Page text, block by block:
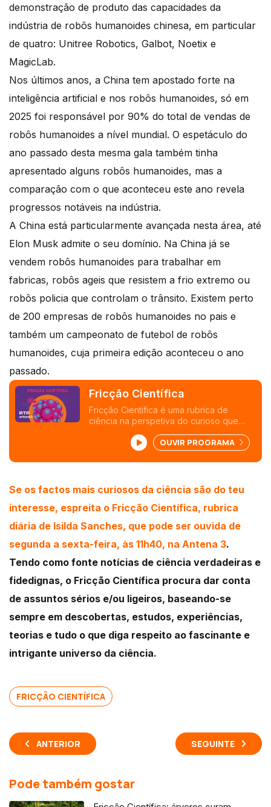
demonstração de produto das capacidades da
indústria de robôs humanoides chinesa, em particular
de quatro: Unitree Robotics, Galbot, Noetix e
MagicLab.
Nos últimos anos, a China tem apostado forte na
inteligência artificial e nos robôs humanoides, só em
2025 foi responsável por 90% do total de vendas de
robôs humanoides a nível mundial. O espetáculo do
ano passado desta mesma gala também tinha
apresentado alguns robôs humanoides, mas a
comparação com o que aconteceu este ano revela
progressos notáveis na indústria.
A China está particularmente avançada nesta área, até
Elon Musk admite o seu domínio. Na China já se
vendem robôs humanoides para trabalhar em
fabricas, robôs ageis que resistem a frio extremo ou
robôs policia que controlam o trânsito. Existem perto
de 200 empresas de robôs humanoides no pais e
também um campeonato de futebol de robôs
humanoides, cuja primeira edição aconteceu o ano
passado.
Fricção Científica
Fricção Cientifica é uma rubrica de
ciência na perspetiva do curioso que
Tendo como fonte noticias de ciência
verdadeiras e fidedignas, Isilda Sanches
procura dar conta de assuntos sérios
descobertas, estudos, experiências,
fascinante e intrigante universo da
OUVIR PROGRAMA
Se os factos mais curiosos da ciência são do teu
interesse, espreita o Fricção Científica, rubrica
diária de Isilda Sanches, que pode ser ouvida de
segunda a sexta-feira, às 11h40, na Antena 3.
Tendo como fonte notícias de ciência verdadeiras e
fidedignas, o Fricção Científica procura dar conta
de assuntos sérios e/ou ligeiros, baseando-se
sempre em descobertas, estudos, experiências,
teorias e tudo o que diga respeito ao fascinante e
intrigante universo da ciência.
FRICÇÃO CIENTÍFICA
ANTERIOR SEGUINTE
Pode também gostar